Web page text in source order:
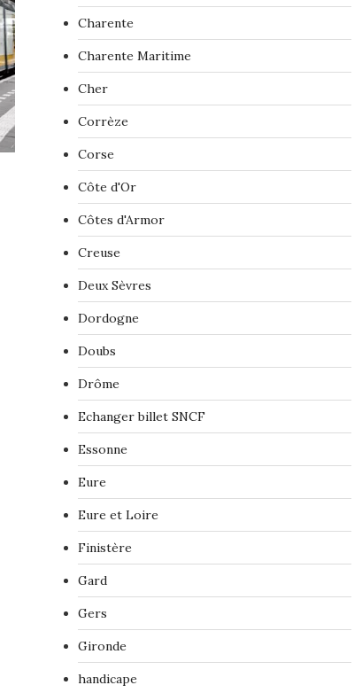
Charente
Charente Maritime
Cher
Corrèze
Corse
Côte d'Or
Côtes d'Armor
Creuse
Deux Sèvres
Dordogne
Doubs
Drôme
Echanger billet SNCF
Essonne
Eure
Eure et Loire
Finistère
Gard
Gers
Gironde
handicape